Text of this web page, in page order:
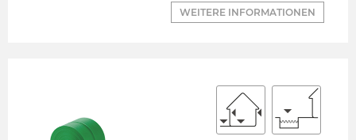
WEITERE INFORMATIONEN